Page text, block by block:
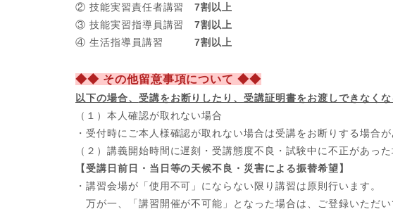
② 技能実習責任者講習7割以上
③ 技能実習指導員講習7割以上
④ 生活指導員講習
7割以上
◆◆ その他留意事項について ◆◆
以下の場合、 受講をお断りしたり、受講証明書をお渡しできなくな
（１）本人確認が取れない場合
・受付時にご本人様確認が取れない場合は受講をお断りする場合が
（２）講義開始時間に遅刻・受講態度不良・試験中に不正があった
【受講日前日・当日等の天候不良・災害による振替希望】
・講習会場が「使用不可」にならない限り講習は原則行います。
万が一、「講習開催が不可能」となった場合は、ご登録いただい